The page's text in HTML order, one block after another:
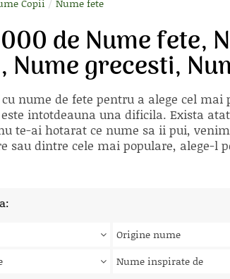
Copii Nume fete
de Nume fete,
Nume grecesti,
nume de fete pentru a alege cel mai
intotdeauna una dificila. Exista
te-ai hotarat ce nume sa ii pui,
sau dintre cele mai populare, alege-l
Origine nume
Nume inspirate de